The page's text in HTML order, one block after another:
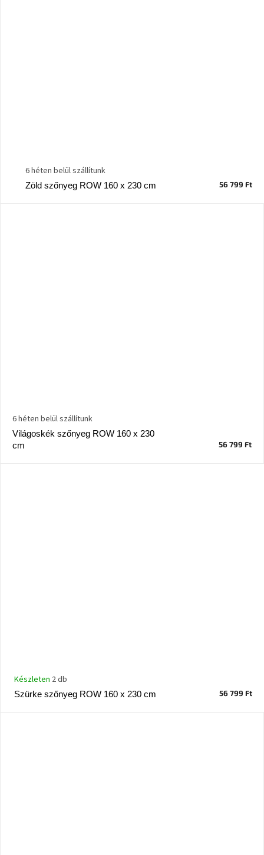
Zöld szőnyeg ROW 160 x 230 cm
6 héten belül szállítunk
56 799 Ft
Világoskék szőnyeg ROW 160 x 230
cm
6 héten belül szállítunk
56 799 Ft
Szürke szőnyeg ROW 160 x 230 cm
Készleten 2 db
56 799 Ft